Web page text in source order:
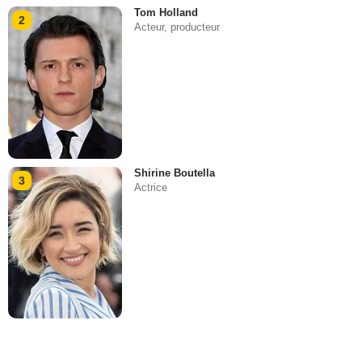
2
Tom Holland
Acteur, producteur
3
Shirine Boutella
Actrice